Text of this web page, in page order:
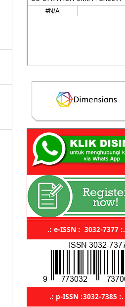
.: e-ISSN : 3032-7377 :.
.: p-ISSN :3032-7385 :.